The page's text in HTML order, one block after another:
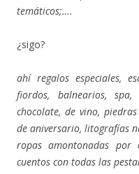
temáticos;….
¿sigo?
ahí regalos especiales,
fiordos, balnearios,
chocolate, de vino,
de aniversario, litografías
ropas amontonadas por
cuentos con todas las